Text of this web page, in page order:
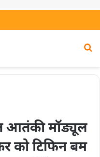
आतंकी मॉड्यूल
को टिफिन बम